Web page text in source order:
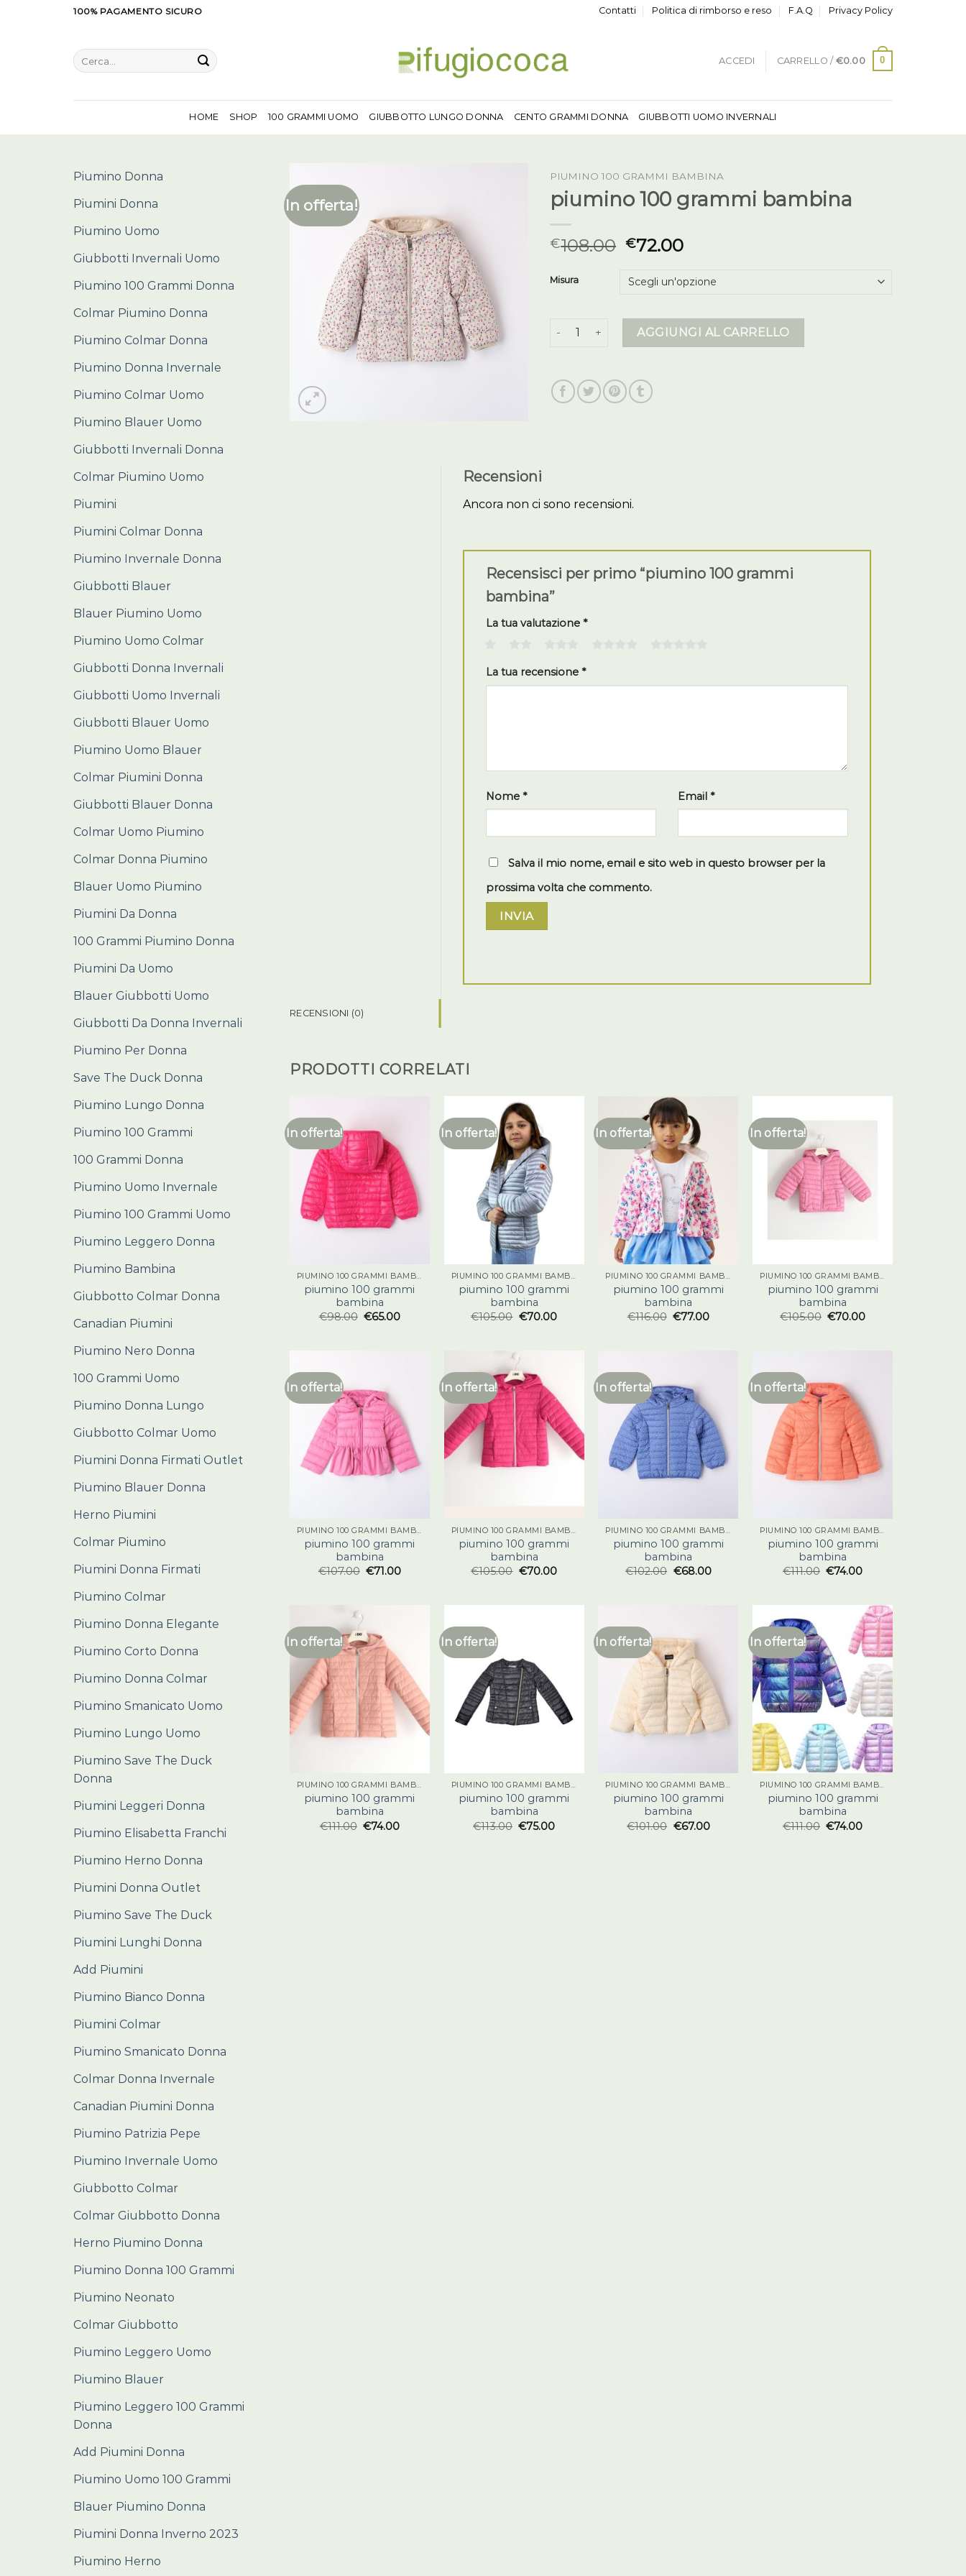
100% PAGAMENTO SICURO Contatti Politica di rimborso e reso F.A.Q Privacy Policy
Cerca:
ACCEDI CARRELLO / €0.00 0
HOME SHOP 100 GRAMMI UOMO GIUBBOTTO LUNGO DONNA CENTO GRAMMI DONNA GIUBBOTTI UOMO INVERNALI
Piumino Donna
Piumini Donna
Piumino Uomo
Giubbotti Invernali Uomo
Piumino 100 Grammi Donna
Colmar Piumino Donna
Piumino Colmar Donna
Piumino Donna Invernale
Piumino Colmar Uomo
Piumino Blauer Uomo
Giubbotti Invernali Donna
Colmar Piumino Uomo
Piumini
Piumini Colmar Donna
Piumino Invernale Donna
Giubbotti Blauer
Blauer Piumino Uomo
Piumino Uomo Colmar
Giubbotti Donna Invernali
Giubbotti Uomo Invernali
Giubbotti Blauer Uomo
Piumino Uomo Blauer
Colmar Piumini Donna
Giubbotti Blauer Donna
Colmar Uomo Piumino
Colmar Donna Piumino
Blauer Uomo Piumino
Piumini Da Donna
100 Grammi Piumino Donna
Piumini Da Uomo
Blauer Giubbotti Uomo
Giubbotti Da Donna Invernali
Piumino Per Donna
Save The Duck Donna
Piumino Lungo Donna
Piumino 100 Grammi
100 Grammi Donna
Piumino Uomo Invernale
Piumino 100 Grammi Uomo
Piumino Leggero Donna
Piumino Bambina
Giubbotto Colmar Donna
Canadian Piumini
Piumino Nero Donna
100 Grammi Uomo
Piumino Donna Lungo
Giubbotto Colmar Uomo
Piumini Donna Firmati Outlet
Piumino Blauer Donna
Herno Piumini
Colmar Piumino
Piumini Donna Firmati
Piumino Colmar
Piumino Donna Elegante
Piumino Corto Donna
Piumino Donna Colmar
Piumino Smanicato Uomo
Piumino Lungo Uomo
Piumino Save The Duck
Donna
Piumini Leggeri Donna
Piumino Elisabetta Franchi
Piumino Herno Donna
Piumini Donna Outlet
Piumino Save The Duck
Piumini Lunghi Donna
Add Piumini
Piumino Bianco Donna
Piumini Colmar
Piumino Smanicato Donna
Colmar Donna Invernale
Canadian Piumini Donna
Piumino Patrizia Pepe
Piumino Invernale Uomo
Giubbotto Colmar
Colmar Giubbotto Donna
Herno Piumino Donna
Piumino Donna 100 Grammi
Piumino Neonato
Colmar Giubbotto
Piumino Leggero Uomo
Piumino Blauer
Piumino Leggero 100 Grammi
Donna
Add Piumini Donna
Piumino Uomo 100 Grammi
Blauer Piumino Donna
Piumini Donna Inverno 2023
Piumino Herno
In offerta!
PIUMINO 100 GRAMMI BAMBINA
piumino 100 grammi bambina
€108.00 €72.00
Misura
piumino 100 grammi bambina quantità
AGGIUNGI AL CARRELLO
RECENSIONI (0)
Recensioni
Ancora non ci sono recensioni.
Recensisci per primo “piumino 100 grammi
bambina”
La tua valutazione *
La tua recensione *
Nome * Email *
Salva il mio nome, email e sito web in questo browser per la
prossima volta che commento.
PRODOTTI CORRELATI
In offerta!
PIUMINO 100 GRAMMI BAMBINA
piumino 100 grammi
bambina
€98.00 €65.00
In offerta!
PIUMINO 100 GRAMMI BAMBINA
piumino 100 grammi
bambina
€105.00 €70.00
In offerta!
PIUMINO 100 GRAMMI BAMBINA
piumino 100 grammi
bambina
€116.00 €77.00
In offerta!
PIUMINO 100 GRAMMI BAMBINA
piumino 100 grammi
bambina
€105.00 €70.00
In offerta!
PIUMINO 100 GRAMMI BAMBINA
piumino 100 grammi
bambina
€107.00 €71.00
In offerta!
PIUMINO 100 GRAMMI BAMBINA
piumino 100 grammi
bambina
€105.00 €70.00
In offerta!
PIUMINO 100 GRAMMI BAMBINA
piumino 100 grammi
bambina
€102.00 €68.00
In offerta!
PIUMINO 100 GRAMMI BAMBINA
piumino 100 grammi
bambina
€111.00 €74.00
In offerta!
PIUMINO 100 GRAMMI BAMBINA
piumino 100 grammi
bambina
€111.00 €74.00
In offerta!
PIUMINO 100 GRAMMI BAMBINA
piumino 100 grammi
bambina
€113.00 €75.00
In offerta!
PIUMINO 100 GRAMMI BAMBINA
piumino 100 grammi
bambina
€101.00 €67.00
In offerta!
PIUMINO 100 GRAMMI BAMBINA
piumino 100 grammi
bambina
€111.00 €74.00